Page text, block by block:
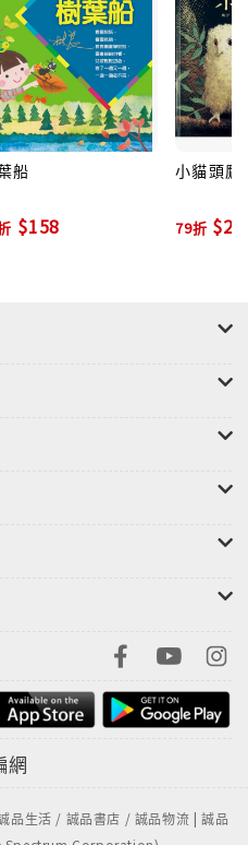
船
$158
小貓頭鷹
79折
網
生活 / 誠品書店 / 誠品物流 | 誠品